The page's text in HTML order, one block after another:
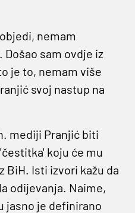
nemam
sam ovdje iz
je to, nemam više
svoj nastup na
mediji Pranjić biti
koju će mu
Isti izvori kažu da
odijevanja. Naime,
jasno je definirano